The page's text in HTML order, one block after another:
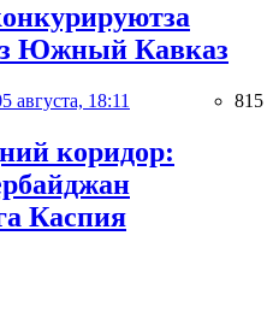
Южный Кавказ
августа, 18:11 815
коридор:
Каспия